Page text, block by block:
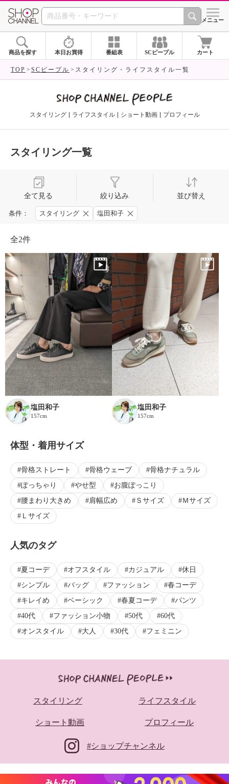
SHOP CHANNEL シメニュー
商品を探す 本日お買得 番組表 SCピープル カート
TOP SCピープル スタイリング・ライフスタイル一覧
スタイリング ライフスタイル ショート動画 プロフィール
スタイリング一覧
全て見る 絞り込み 並び替え
条件： スタイリング 塩田和子
全2件
塩田和子
157cm
塩田和子
157cm
体型・着用サイズ
骨格ストレート 骨格ウェーブ
骨格ナチュラル
ぽっちゃり
やせ型
お腹ぽっこり
腰まわり大きめ
肩幅広め Ｓサイズ
Ｍサイズ
Ｌサイズ
人気のタグ
夏コーデ オフスタイル カジュアル
休日
シンプル
バッグ ファッション
春コーデ
キレイめ
ベーシック 春夏コーデ
パンツ
40代
ファッション小物 50代
60代
オンスタイル
大人 30代 フェミニン
スタイリング ライフスタイル
ショート動画 プロフィール
#ショップチャンネル